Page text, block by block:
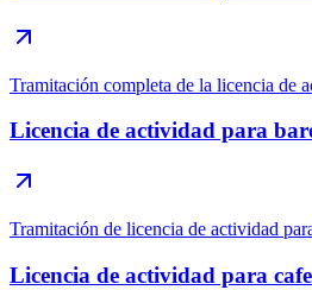
Tramitación completa de la licencia de
Licencia de actividad para
Tramitación de licencia de actividad
Licencia de actividad para